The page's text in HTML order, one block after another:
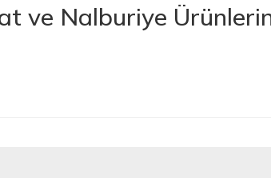
ve Nalburiye